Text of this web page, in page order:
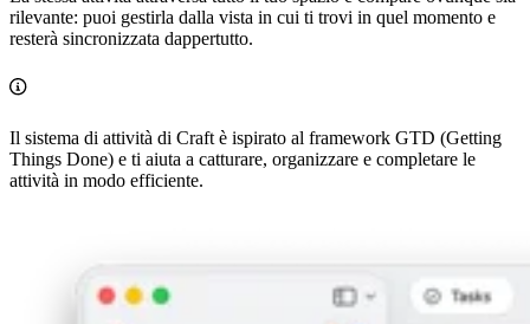
rilevante: puoi gestirla dalla vista in cui ti trovi in quel momento e
resterà sincronizzata dappertutto.
Il sistema di attività di Craft è ispirato al framework GTD (Getting
Things Done) e ti aiuta a catturare, organizzare e completare le
attività in modo efficiente.